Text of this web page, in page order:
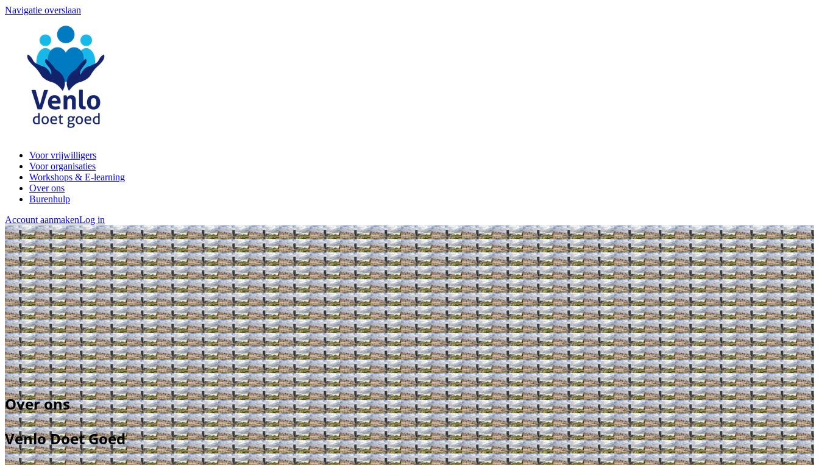
Navigatie overslaan
Voor vrijwilligers
Voor organisaties
Workshops & E-learning
Over ons
Burenhulp
Account aanmakenLog in
Over ons
Venlo Doet Goed